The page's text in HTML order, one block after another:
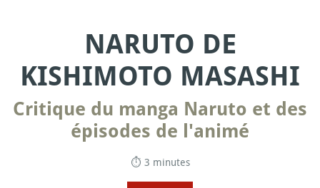
NARUTO DE
KISHIMOTO MASASHI
Critique du manga Naruto et des
épisodes de l'animé
⏱ 3 minutes